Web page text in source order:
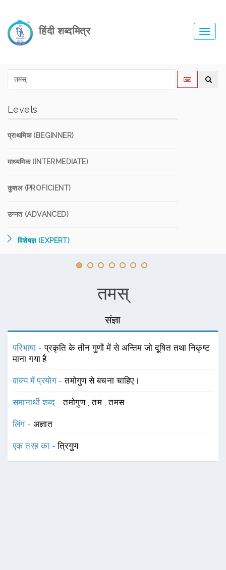
हिंदी शब्दमित्र
Levels
प्राथमिक (BEGINNER)
माध्यमिक (INTERMEDIATE)
कुशल (PROFICIENT)
उन्नत (ADVANCED)
विशेषज्ञ (EXPERT)
तमस्
संज्ञा
परिभाषा -प्रकृति के तीन गुणों में से अन्तिम जो दूषित तथा निकृष्ट
माना गया है
वाक्य में प्रयोग -तमोगुण से बचना चाहिए।
समानार्थी शब्द -तमोगुण ,तम ,तमस
लिंग - अज्ञात
एक तरह का -त्रिगुण